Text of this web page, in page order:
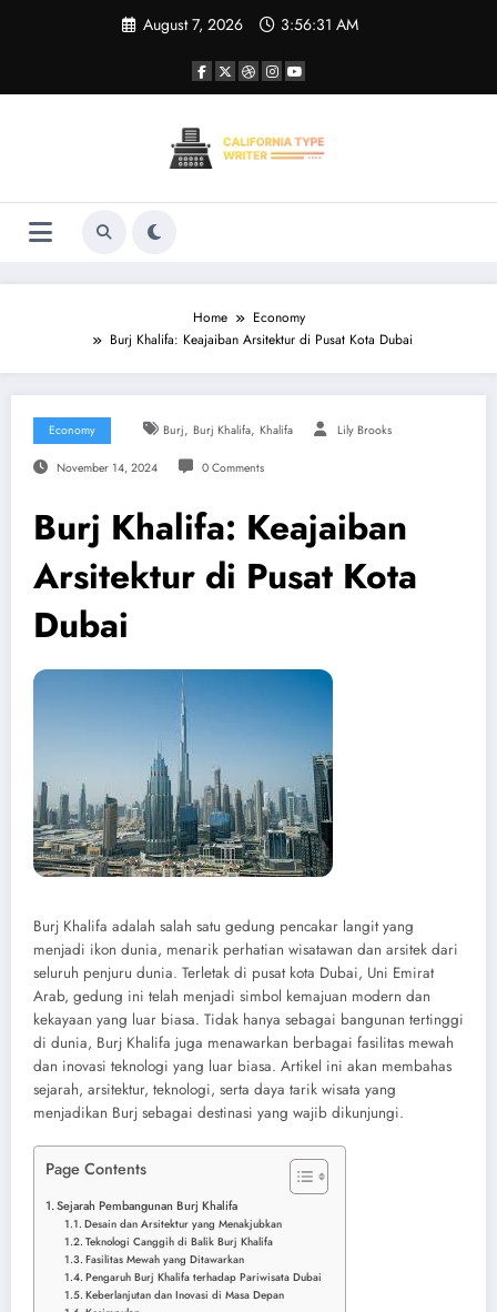
August 7, 2026 3:56:31 AM
Home
Economy
Burj Khalifa: Keajaiban Arsitektur di Pusat Kota Dubai
Economy Burj, Burj Khalifa, Khalifa Lily Brooks
November 14, 2024 0 Comments
Burj Khalifa: Keajaiban
Arsitektur di Pusat Kota
Dubai
Burj Khalifa adalah salah satu gedung pencakar langit yang
menjadi ikon dunia, menarik perhatian wisatawan dan arsitek dari
seluruh penjuru dunia. Terletak di pusat kota Dubai, Uni Emirat
Arab, gedung ini telah menjadi simbol kemajuan modern dan
kekayaan yang luar biasa. Tidak hanya sebagai bangunan tertinggi
di dunia, Burj Khalifa juga menawarkan berbagai fasilitas mewah
dan inovasi teknologi yang luar biasa. Artikel ini akan membahas
sejarah, arsitektur, teknologi, serta daya tarik wisata yang
menjadikan Burj sebagai destinasi yang wajib dikunjungi.
Page Contents
Sejarah Pembangunan Burj Khalifa
Desain dan Arsitektur yang Menakjubkan
Teknologi Canggih di Balik Burj Khalifa
Fasilitas Mewah yang Ditawarkan
Pengaruh Burj Khalifa terhadap Pariwisata Dubai
Keberlanjutan dan Inovasi di Masa Depan